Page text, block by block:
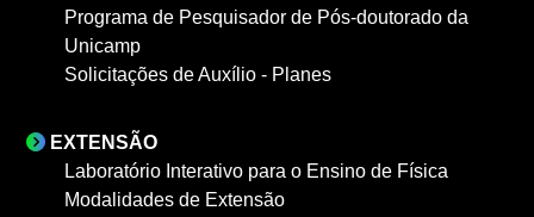
Programa de Pesquisador de Pós-doutorado da
Unicamp
Solicitações de Auxílio - Planes
EXTENSÃO
Laboratório Interativo para o Ensino de Física
Modalidades de Extensão